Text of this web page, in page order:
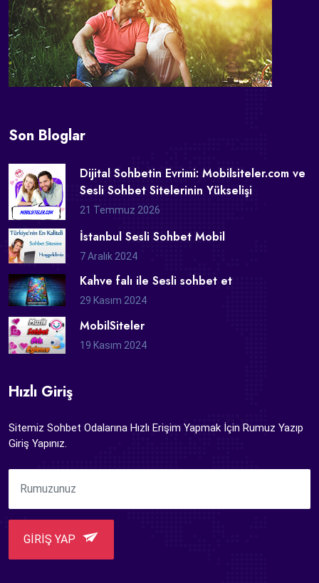
Son Bloglar
Dijital Sohbetin Evrimi: Mobilsiteler.com ve
Sesli Sohbet Sitelerinin Yükselişi
21 Temmuz 2026
İstanbul Sesli Sohbet Mobil
7 Aralık 2024
Kahve falı ile Sesli sohbet et
29 Kasım 2024
MobilSiteler
19 Kasım 2024
Hızlı Giriş
Sitemiz Sohbet Odalarına Hızlı Erişim Yapmak İçin Rumuz Yazıp
Giriş Yapınız.
GİRİŞ YAP